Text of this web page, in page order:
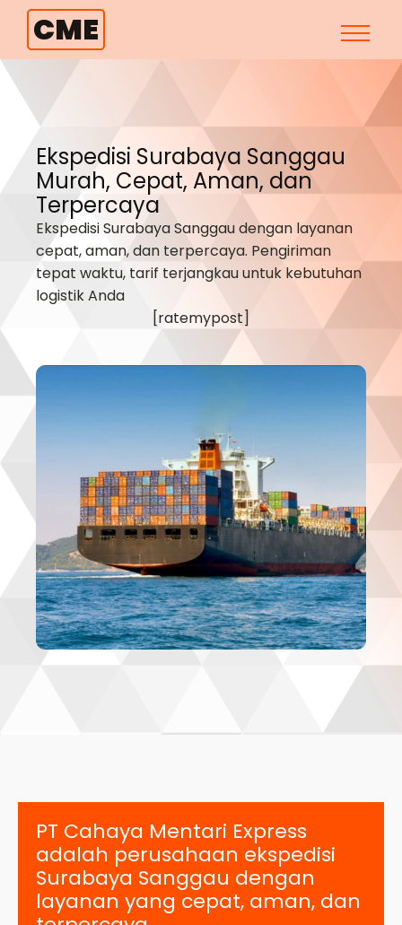
CME
Ekspedisi Surabaya Sanggau
Murah, Cepat, Aman, dan
Terpercaya
Ekspedisi SurabayaSanggaudengan layanan
cepat, aman, dan terpercaya. Pengiriman
tepat waktu, tarif terjangkau untuk kebutuhan
logistik Anda
[ratemypost]
PT Cahaya Mentari Express
adalah perusahaan ekspedisi
Surabaya Sanggau dengan
layanan yang cepat, aman, dan